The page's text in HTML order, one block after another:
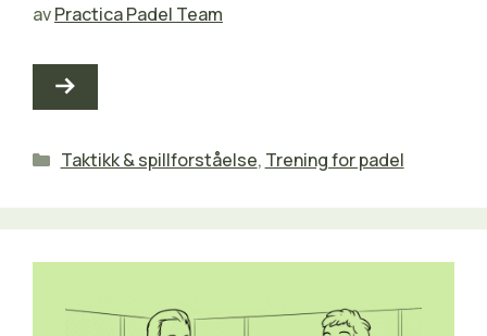
avPractica Padel Team
Kategorier
Taktikk & spillforståelse, Trening for padel